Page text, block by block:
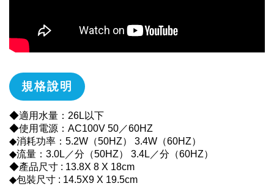
規格說明
◆適用水量：26L以下
◆使用電源：AC100V 50／60HZ
◆消耗功率：5.2W（50HZ） 3.4W（60HZ）
◆流量：3.0L／分（50HZ） 3.4L／分（60HZ）
◆產品尺寸 : 13.8X 8 X 18cm
◆包裝尺寸 : 14.5X9 X 19.5cm